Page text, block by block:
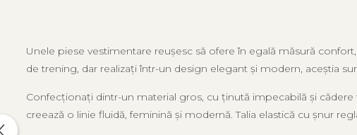
Unele piese vestimentare reușesc să ofere în egală măsură
de trening, dar realizați într-un design elegant și modern, aceștia
Confecționați dintr-un material gros, cu ținută impecabilă și
creează o linie fluidă, feminină și modernă. Talia elastică cu șnur